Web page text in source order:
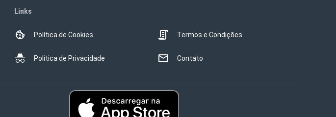
Links
Política de Cookies
Política de Privacidade
Termos e Condições
Contato